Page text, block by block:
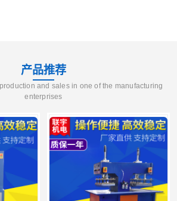
产品推荐
and sales in one of the manufacturing
enterprises